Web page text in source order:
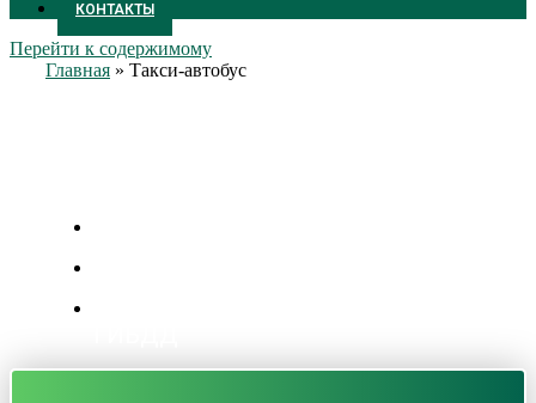
КОНТАКТЫ
Перейти к содержимому
Главная » Такси-автобус